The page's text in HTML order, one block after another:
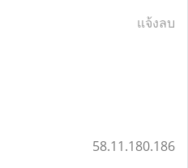
แจ้งลบ
58.11.180.186